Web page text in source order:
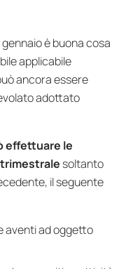
è buona cosa
applicabile
ancora essere
adottato
effettuare le
soltanto
il seguente
aventi ad oggetto